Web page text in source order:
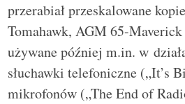
przerabiał przeskalowane
Tomahawk, AGM 65-
używane później m.in. w
słuchawki telefoniczne („It’s
mikrofonów („The End of